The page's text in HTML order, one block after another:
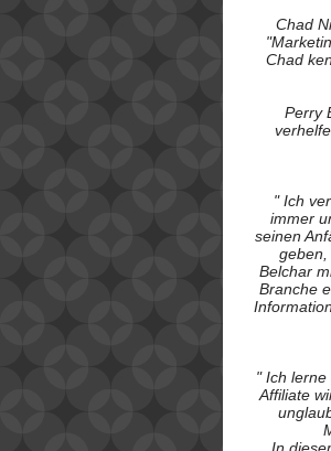
Chad
Chad
Perry
" Ich
immer
seinen
geben,
Belchar
Branche
" Ich
Affiliate